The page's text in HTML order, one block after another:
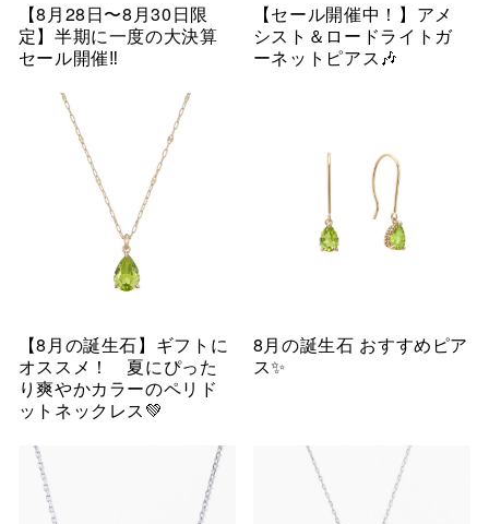
【8月28日〜8月30日限
定】半期に一度の大決算
セール開催‼︎
【セール開催中！】アメ
シスト＆ロードライトガ
ーネットピアス🎶
【8月の誕生石】ギフトに
オススメ！ 夏にぴった
り爽やかカラーのペリド
ットネックレス💚
8月の誕生石 おすすめピア
ス✨